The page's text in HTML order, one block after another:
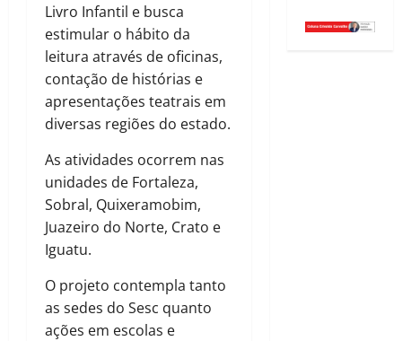
Livro Infantil e busca
estimular o hábito da
leitura através de oficinas,
contação de histórias e
apresentações teatrais em
diversas regiões do estado.
As atividades ocorrem nas
unidades de Fortaleza,
Sobral, Quixeramobim,
Juazeiro do Norte, Crato e
Iguatu.
O projeto contempla tanto
as sedes do Sesc quanto
ações em escolas e